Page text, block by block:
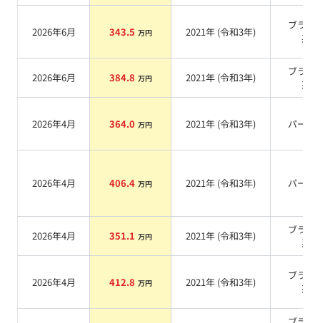
2026年6月 343.5 万円 2021年 (令和3年)
ブラッ
系
2026年6月 384.8 万円 2021年 (令和3年)
ブラッ
系
2026年4月 364.0 万円 2021年 (令和3年) パール
2026年4月 406.4 万円 2021年 (令和3年) パール
2026年4月 351.1 万円 2021年 (令和3年)
ブラッ
系
2026年4月 412.8 万円 2021年 (令和3年)
ブラッ
系